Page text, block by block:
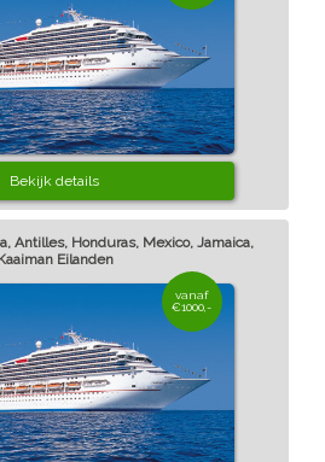
Bekijk details
Antilles, Honduras, Mexico, Jamaica,
Eilanden
vanaf
€1000,-